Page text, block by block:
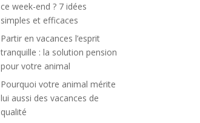
ce week-end ? 7 idées
simples et efficaces
Partir en vacances l’esprit
tranquille : la solution pension
pour votre animal
Pourquoi votre animal mérite
lui aussi des vacances de
qualité